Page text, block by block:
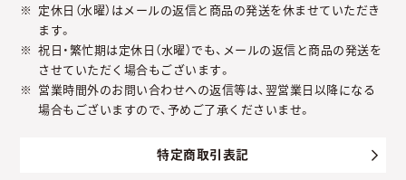
定休日（水曜）はメールの返信と商品の発送を休ませていただき
ます。
祝日・繁忙期は定休日（水曜）でも、メールの返信と商品の発送を
させていただく場合もございます。
営業時間外のお問い合わせへの返信等は、翌営業日以降になる
場合もございますので、予めご了承くださいませ。
特定商取引表記